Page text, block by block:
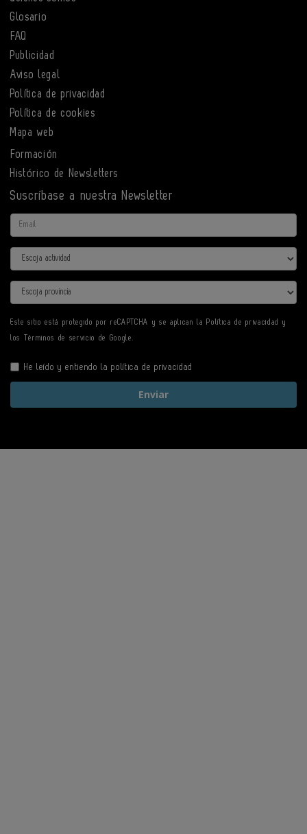
Glosario
FAQ
Publicidad
Aviso legal
Política de privacidad
Política de cookies
Mapa web
Formación
Histórico de Newsletters
Suscríbase a nuestra Newsletter
Email
Actividad
Provincia
Este sitio está protegido por reCAPTCHA y se aplican la Política de privacidad y
los Términos de servicio de Google.
He leído y entiendo lapolítica de privacidad
Enviar